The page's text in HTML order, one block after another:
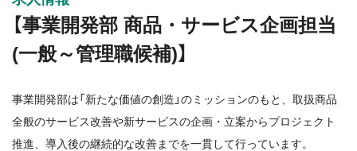
【事業開発部 商品・サービス企画担当
(一般～管理職候補)】
事業開発部は「新たな価値の創造」のミッションのもと、取扱商品
全般のサービス改善や新サービスの企画・立案からプロジェクト
推進、導入後の継続的な改善までを一貫して行っています。